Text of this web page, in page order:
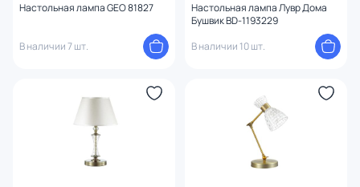
Настольная лампа GEO 81827
В наличии 7 шт.
Настольная лампа Лувр Дома
Бушвик BD-1193229
В наличии 10 шт.